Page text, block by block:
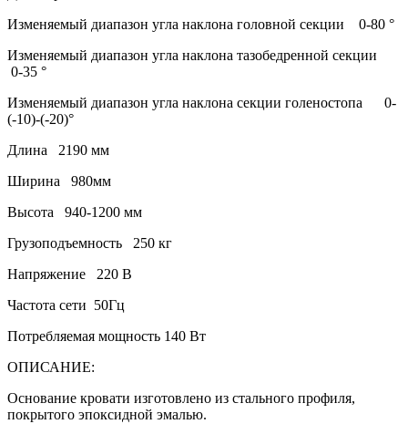
Изменяемый диапазон угла наклона головной секции 0-80 °
Изменяемый диапазон угла наклона тазобедренной секции
0-35 °
Изменяемый диапазон угла наклона секции голеностопа 0-
(-10)-(-20)°
Длина 2190 мм
Ширина 980мм
Высота 940-1200 мм
Грузоподъемность 250 кг
Напряжение 220 В
Частота сети 50Гц
Потребляемая мощность 140 Вт
ОПИСАНИЕ:
Основание кровати изготовлено из стального профиля,
покрытого эпоксидной эмалью.